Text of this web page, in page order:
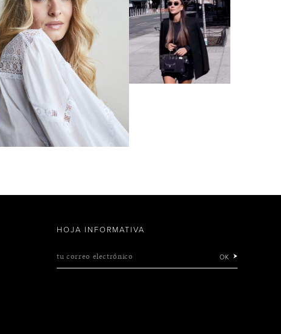
HOJA INFORMATIVA
tu correo electrónico OK